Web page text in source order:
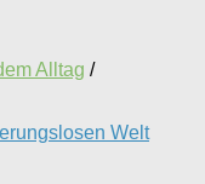
Alltag /
Welt